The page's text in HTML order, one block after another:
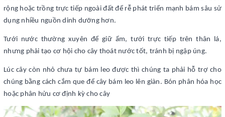
rộng hoặc trồng trực tiếp ngoài đất để rễ phát triển mạnh bám sâu sử
dụng nhiều nguồn dinh dưỡng hơn.
Tưới nước thường xuyên để giữ ẩm, tưới trực tiếp trên thân lá,
nhưng phải tạo cơ hội cho cây thoát nước tốt, tránh bị ngập úng.
Lúc cây còn nhỏ chưa tự bám leo được thì chúng ta phải hỗ trợ cho
chúng bằng cách cắm que để cây bám leo lên giàn. Bón phân hóa học
hoặc phân hửu cơ định kỳ cho cây